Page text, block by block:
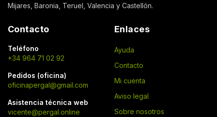
Mijares, Baronia, Teruel, Valencia y Castellón.
Contacto
Teléfono
+34 964 71 02 92
Pedidos (oficina)
oficinapergal@gmail.com
Asistencia técnica web
vicente@pergal.online
Enlaces
Ayuda
Contacto
Mi cuenta
Aviso legal
Sobre nosotros